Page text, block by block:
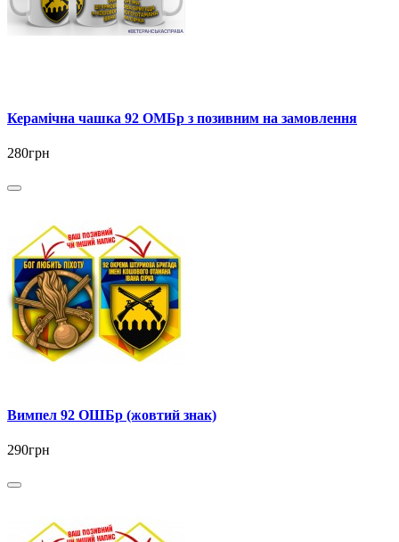
Керамічна чашка 92 ОМБр з позивним на замовлення
280грн
Вимпел 92 ОШБр (жовтий знак)
290грн